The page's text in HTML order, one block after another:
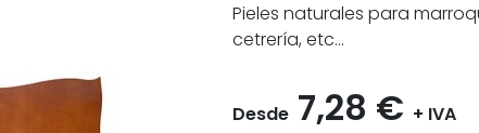
Pieles naturales para
cetrería, etc...
Desde 7,28 € + IVA